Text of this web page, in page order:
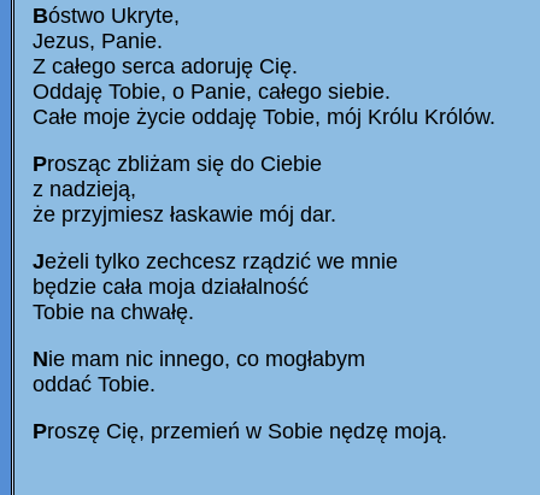
Bóstwo Ukryte,
Jezus, Panie.
Z całego serca adoruję Cię.
Oddaję Tobie, o Panie, całego siebie.
Całe moje życie oddaję Tobie, mój Królu Królów.
Prosząc zbliżam się do Ciebie
z nadzieją,
że przyjmiesz łaskawie mój dar.
Jeżeli tylko zechcesz rządzić we mnie
będzie cała moja działalność
Tobie na chwałę.
Nie mam nic innego, co mogłabym
oddać Tobie.
Proszę Cię, przemień w Sobie nędzę moją.